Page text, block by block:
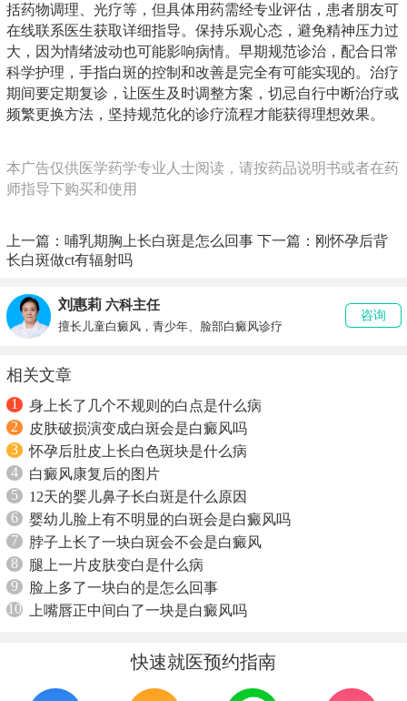
括药物调理、光疗等，但具体用药需经专业评估，患者朋友可
在线联系医生获取详细指导。保持乐观心态，避免精神压力过
大，因为情绪波动也可能影响病情。早期规范诊治，配合日常
科学护理，手指白斑的控制和改善是完全有可能实现的。治疗
期间要定期复诊，让医生及时调整方案，切忌自行中断治疗或
频繁更换方法，坚持规范化的诊疗流程才能获得理想效果。
本广告仅供医学药学专业人士阅读，请按药品说明书或者在药
师指导下购买和使用
上一篇： 哺乳期胸上长白斑是怎么回事 下一篇： 刚怀孕后背
长白斑做ct有辐射吗
刘惠莉 六科主任
擅长儿童白癜风，青少年、脸部白癜风诊疗
咨询
相关文章
1
身上长了几个不规则的白点是什么病
2
皮肤破损演变成白斑会是白癜风吗
3
怀孕后肚皮上长白色斑块是什么病
4
白癜风康复后的图片
5
12天的婴儿鼻子长白斑是什么原因
6
婴幼儿脸上有不明显的白斑会是白癜风吗
7
脖子上长了一块白斑会不会是白癜风
8
腿上一片皮肤变白是什么病
9
脸上多了一块白的是怎么回事
10
上嘴唇正中间白了一块是白癜风吗
快速就医预约指南